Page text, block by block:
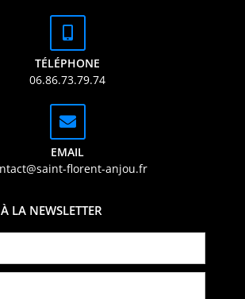
TÉLÉPHONE
06.86.73.79.74
EMAIL
florent-anjou.fr
LA NEWSLETTER